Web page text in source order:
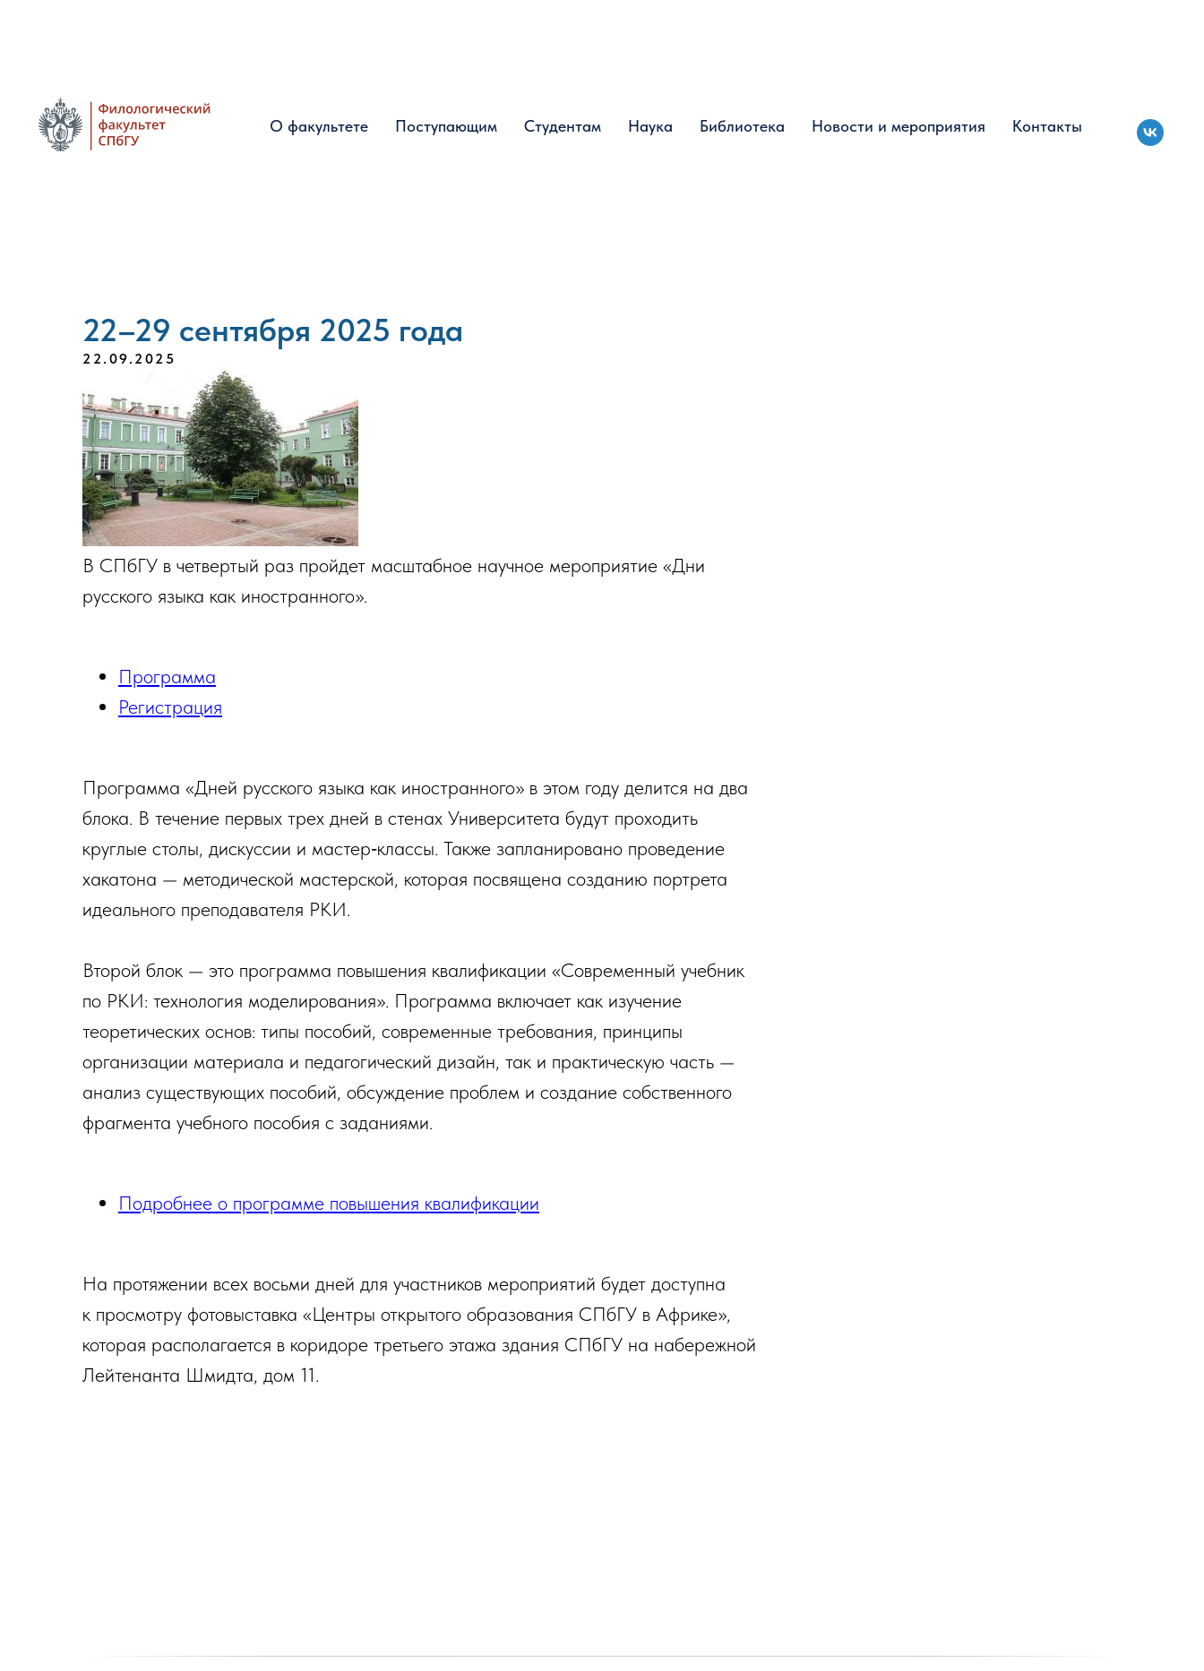
О факультете Поступающим Студентам Наука Библиотека Новости и мероприятия Контакты
О факультете Поступающим Студентам Наука Библиотека Новости и мероприятия Контакты
22–29 сентября 2025 года
22.09.2025
В СПбГУ в четвертый раз пройдет масштабное научное мероприятие «Дни
русского языка как иностранного».
Программа
Регистрация
Программа «Дней русского языка как иностранного» в этом году делится на два
блока. В течение первых трех дней в стенах Университета будут проходить
круглые столы, дискуссии и мастер‑классы. Также запланировано проведение
хакатона — методической мастерской, которая посвящена созданию портрета
идеального преподавателя РКИ.
Второй блок — это программа повышения квалификации «Современный учебник
по РКИ: технология моделирования». Программа включает как изучение
теоретических основ: типы пособий, современные требования, принципы
организации материала и педагогический дизайн, так и практическую часть —
анализ существующих пособий, обсуждение проблем и создание собственного
фрагмента учебного пособия с заданиями.
Подробнее о программе повышения квалификации
На протяжении всех восьми дней для участников мероприятий будет доступна
к просмотру фотовыставка «Центры открытого образования СПбГУ в Африке»,
которая располагается в коридоре третьего этажа здания СПбГУ на набережной
Лейтенанта Шмидта, дом 11.